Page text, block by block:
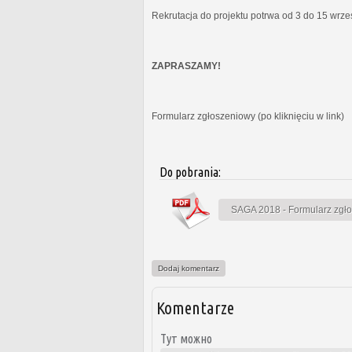
Rekrutacja do projektu potrwa od 3 do 15
ZAPRASZAMY!
Formularz zgłoszeniowy (po kliknięciu w link)
Do pobrania:
SAGA 2018 - Formularz
Dodaj komentarz
Komentarze
Тут можно